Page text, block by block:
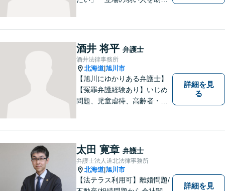
らではの基準や慣習を理解し
た、法的サービスの提供を行
います。お気軽にご相談くだ
さい。
酒井 将平 弁護士
酒井法律事務所
北海道 旭川市
【旭川にゆかりある弁護士】
【冤罪弁護経験あり】いじめ
問題、児童虐待、高齢者・障
り組んでいます。時間外・土
日祝もメール受付中です。お
困りごとがあれば、お気軽に
ご相談ください。【バリアフ
リー】
詳細を見
る
太田 寛章 弁護士
弁護士法人道北法律事務所
北海道 旭川市
【法テラス利用可】離婚問題/
詳細を見